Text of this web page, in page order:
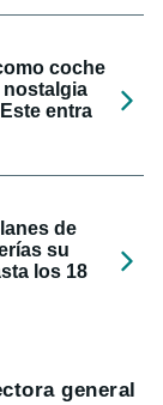
coche
nostalgia
entra
de
su
los 18
general